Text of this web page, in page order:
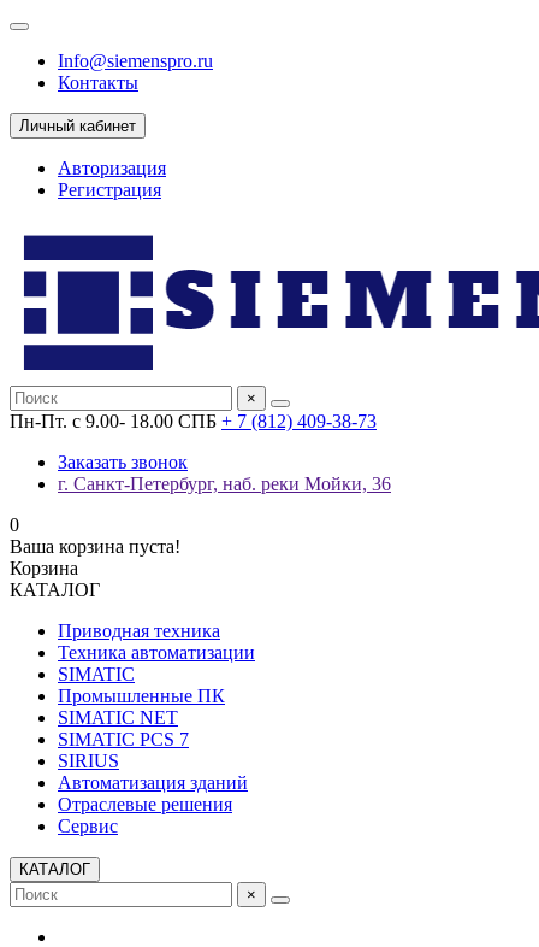
Info@siemenspro.ru
Контакты
Личный кабинет
Авторизация
Регистрация
×
Пн-Пт. с 9.00- 18.00 СПБ + 7 (812) 409-38-73
Заказать звонок
г. Санкт-Петербург, наб. реки Мойки, 36
0
Ваша корзина пуста!
Корзина
КАТАЛОГ
Приводная техника
Техника автоматизации
SIMATIC
Промышленные ПК
SIMATIC NET
SIMATIC PCS 7
SIRIUS
Автоматизация зданий
Отраслевые решения
Сервис
КАТАЛОГ
×